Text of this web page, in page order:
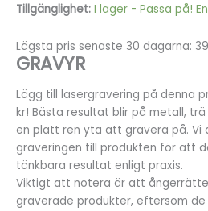
Tillgänglighet: I lager - Passa på!
Lägsta pris senaste 30 dagarna:
GRAVYR
Lägg till lasergravering på denna
kr! Bästa resultat blir på metall,
en platt ren yta att gravera på. Vi
graveringen till produkten för att
tänkbara resultat enligt praxis.
Viktigt att notera är att
graverade produkter, eftersom